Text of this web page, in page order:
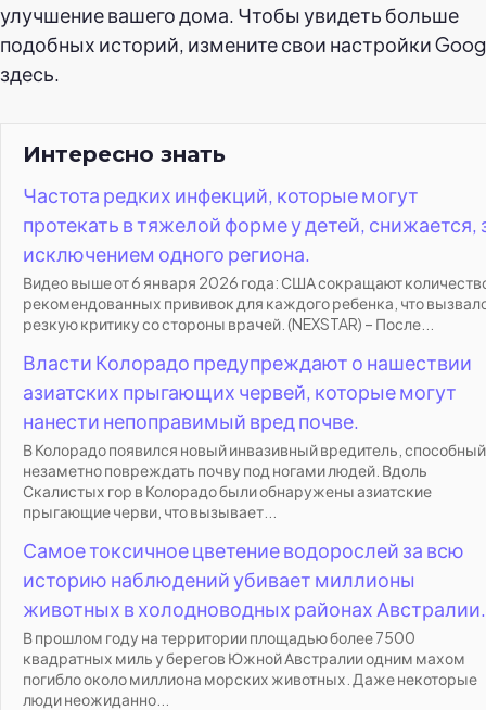
улучшение вашего дома. Чтобы увидеть больше
подобных историй, измените свои настройки
здесь.
Интересно знать
Частота редких инфекций, которые могут
протекать в тяжелой форме у детей, снижается,
исключением одного региона.
Видео выше от 6 января 2026 года: США сокращают
рекомендованных прививок для каждого ребенка, что
резкую критику со стороны врачей. (NEXSTAR) – После...
Власти Колорадо предупреждают о нашествии
азиатских прыгающих червей, которые могут
нанести непоправимый вред почве.
В Колорадо появился новый инвазивный вредитель, способный
незаметно повреждать почву под ногами людей. Вдоль
Скалистых гор в Колорадо были обнаружены азиатские
прыгающие черви, что вызывает...
Самое токсичное цветение водорослей за всю
историю наблюдений убивает миллионы
животных в холодноводных районах Австралии.
В прошлом году на территории площадью более 7500
квадратных миль у берегов Южной Австралии одним махом
погибло около миллиона морских животных. Даже некоторые
люди неожиданно...